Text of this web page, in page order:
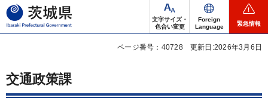
茨城県
文字サイズ・
色合い変更
Foreign
Language
緊急情報
ページ番号：40728 更新日:2026年3月6日
交通政策課